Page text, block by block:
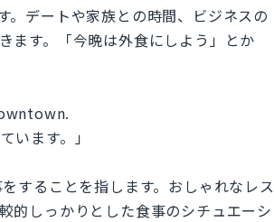
。デートや家族との時間、ビジネスの
ます。「今晩は外食にしよう」とか
います。」
することを指します。おしゃれなレス
的しっかりとした食事のシチュエーシ